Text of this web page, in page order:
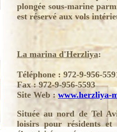
plongée sous-marine
est réservé aux vols
La marina d'Herzliya:
Téléphone : 972-9-956-
Fax : 972-9-956-5593
Site Web : www.herzliya-
Située au nord de Tel
loisirs pour résidents et